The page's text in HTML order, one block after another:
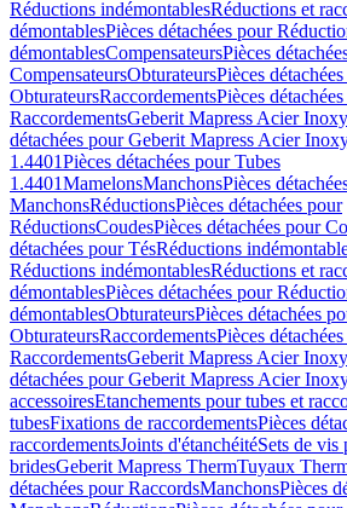
Réductions indémontablesRéductions et
démontablesPièces détachées pour
démontablesCompensateursPièces
CompensateursObturateursPièces
ObturateursRaccordementsPièces
RaccordementsGeberit Mapress Acier
détachées pour Geberit Mapress Acier
1.4401Pièces détachées pour Tubes
1.4401MamelonsManchonsPièces
ManchonsRéductionsPièces détachées pour
RéductionsCoudesPièces détachées pour
détachées pour TésRéductions
Réductions indémontablesRéductions et
démontablesPièces détachées pour
démontablesObturateursPièces détachées
ObturateursRaccordementsPièces
RaccordementsGeberit Mapress Acier
détachées pour Geberit Mapress Acier
accessoiresEtanchements pour tubes et
tubesFixations de raccordementsPièces
raccordementsJoints d'étanchéitéSets de vis
bridesGeberit Mapress ThermTuyaux
détachées pour RaccordsManchonsPièces